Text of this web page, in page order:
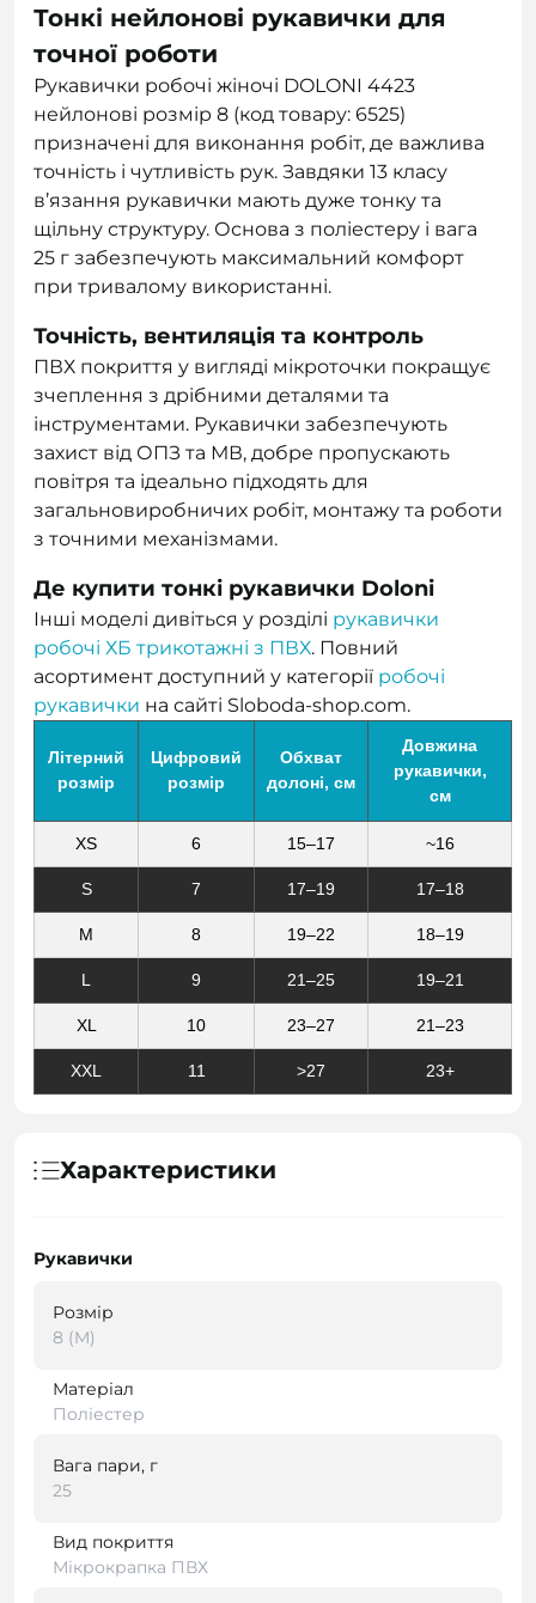
Тонкі нейлонові рукавички для
точної роботи
Рукавички робочі жіночі DOLONI 4423
нейлонові розмір 8 (код товару: 6525)
призначені для виконання робіт, де важлива
точність і чутливість рук. Завдяки 13 класу
в’язання рукавички мають дуже тонку та
щільну структуру. Основа з поліестеру і вага
25 г забезпечують максимальний комфорт
при тривалому використанні.
Точність, вентиляція та контроль
ПВХ покриття у вигляді мікроточки покращує
зчеплення з дрібними деталями та
інструментами. Рукавички забезпечують
захист від ОПЗ та МВ, добре пропускають
повітря та ідеально підходять для
загальновиробничих робіт, монтажу та роботи
з точними механізмами.
Де купити тонкі рукавички Doloni
Інші моделі дивіться у розділі рукавички
робочі ХБ трикотажні з ПВХ. Повний
асортимент доступний у категорії робочі
рукавички на сайті Sloboda-shop.com.
Літерний
розмір
Цифровий
розмір
Обхват
долоні, см
Довжина
рукавички,
см
XS 6 15–17 ~16
S 7 17–19 17–18
M 8 19–22 18–19
L 9 21–25 19–21
XL 10 23–27 21–23
XXL 11 >27 23+
Характеристики
Рукавички
Розмір
8 (M)
Матеріал
Поліестер
Вага пари, г
25
Вид покриття
Мікрокрапка ПВХ